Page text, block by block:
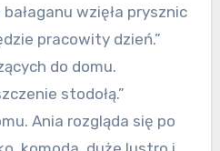
wzięła prysznic
pracowity dzień.”
do domu.
stodołą.”
Ania rozgląda się po